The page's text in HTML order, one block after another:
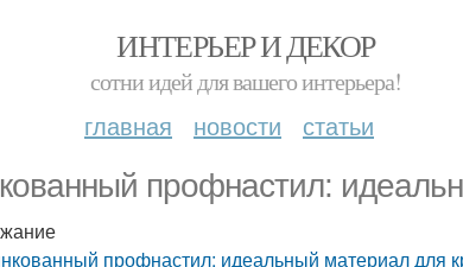
ИНТЕРЬЕР И ДЕКОР
сотни идей для вашего интерьера!
главная новости статьи
профнастил:
профнастил: идеальный материал для